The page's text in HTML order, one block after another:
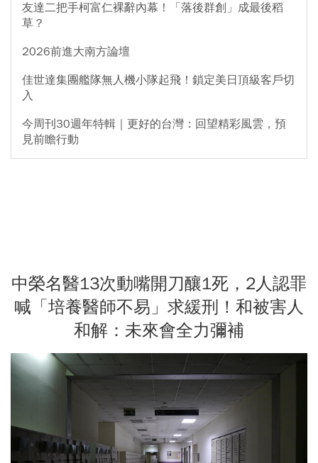
友達二把手柯富仁裸辭內幕！「落後群創」成最後稻
草？
2026前進大南方論壇
佳世達集團艦隊無人機小隊起飛！鎖定美日頂級客戶切
入
今周刊30週年特輯｜更好的台灣：回望精彩風雲，預
見前瞻行動
中榮名醫13次動嘴開刀釀1死，2人認罪
喊「培養醫師不易」求緩刑！和被害人
和解：未來會全力彌補